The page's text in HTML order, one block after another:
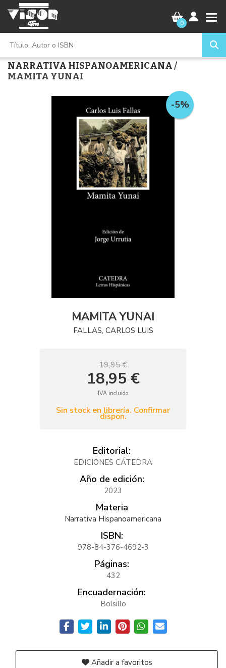
0
NARRATIVA HISPANOAMERICANA/
MAMITA YUNAI
-5%
MAMITA YUNAI
FALLAS, CARLOS LUIS
19,95 €
18,95 €
IVA incluido
Sin stock en librería. Confirmar
dispon.
Editorial:
EDICIONES CÁTEDRA
Año de edición:
2023
Materia
Narrativa Hispanoamericana
ISBN:
978-84-376-4692-3
Páginas:
432
Encuadernación:
Bolsillo
Añadir a favoritos